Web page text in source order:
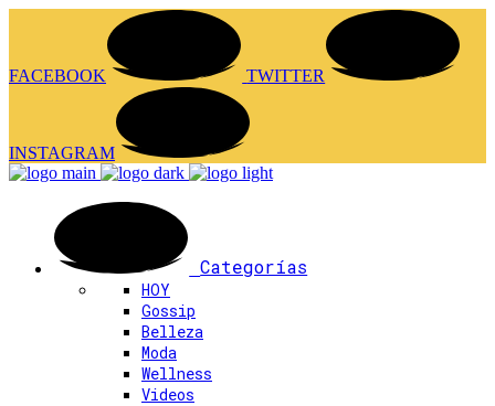
FACEBOOK TWITTER
INSTAGRAM
Categorías
HOY
Gossip
Belleza
Moda
Wellness
Videos